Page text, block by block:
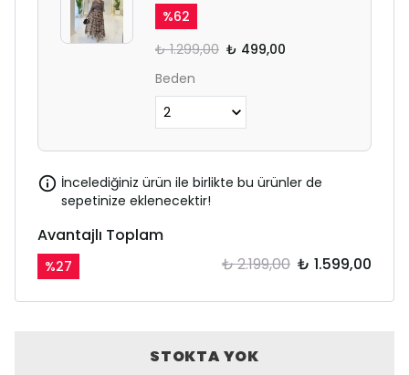
%62
₺ 1.299,00 ₺ 499,00
Beden
İncelediğiniz ürün ile birlikte bu ürünler de
sepetinize eklenecektir!
Avantajlı Toplam
%27 ₺ 2.199,00 ₺ 1.599,00
STOKTA YOK